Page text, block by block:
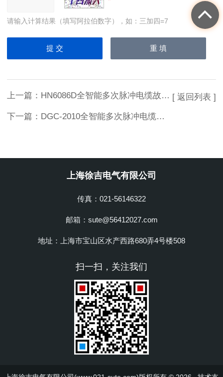
请输入计算结果（填写阿拉伯数字），如：三加四=7
上一篇： HN6086D全智能多次脉冲电缆故障测试仪
下一篇： DGC-2010全智能多次脉冲电缆故障测试仪
[ 返回列表 ]
上海徐吉电气有限公司
传真：021-56146322
邮箱：sute@56412027.com
地址：上海市宝山区水产西路680弄4号楼508
扫一扫，关注我们